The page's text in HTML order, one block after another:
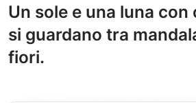
Un sole e una luna
si guardano tra
fiori.